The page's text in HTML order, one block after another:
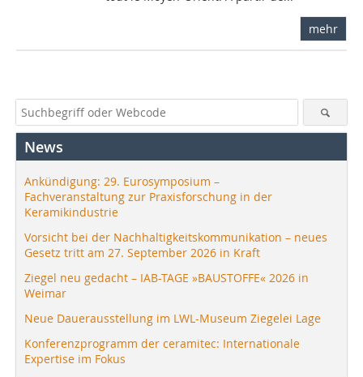
mehr
News
Ankündigung: 29. Eurosymposium –
Fachveranstaltung zur Praxisforschung in der
Keramikindustrie
Vorsicht bei der Nachhaltigkeitskommunikation – neues
Gesetz tritt am 27. September 2026 in Kraft
Ziegel neu gedacht – IAB-TAGE »BAUSTOFFE« 2026 in
Weimar
Neue Dauerausstellung im LWL-Museum Ziegelei Lage
Konferenzprogramm der ceramitec: Internationale
Expertise im Fokus